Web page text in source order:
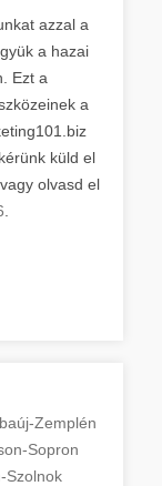
azzal a
a hazai
Ezt a
a
küld el
olvasd el
Zemplén
Sopron
Szolnok